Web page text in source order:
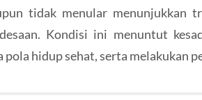
tidak menular menunjukkan
Kondisi ini menuntut
pola hidup sehat, serta melakukan